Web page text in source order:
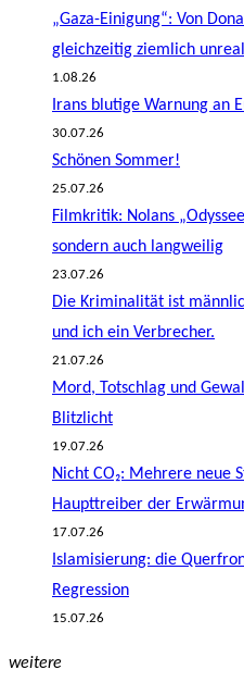
„Gaza-Einigung“: Von
gleichzeitig ziemlich
1.08.26
Irans blutige Warnung an
30.07.26
Schönen Sommer!
25.07.26
Filmkritik: Nolans
sondern auch langweilig
23.07.26
Die Kriminalität ist
und ich ein Verbrecher.
21.07.26
Mord, Totschlag und
Blitzlicht
19.07.26
Nicht CO₂: Mehrere neue
Haupttreiber der
17.07.26
Islamisierung: die
Regression
15.07.26
weitere